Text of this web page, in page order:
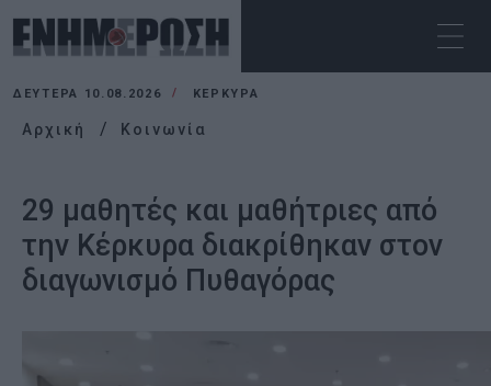
ΔΕΥΤΈΡΑ 10.08.2026 ΚΕΡΚΥΡΑ
Αρχική Κοινωνία
29 μαθητές και μαθήτριες από
την Κέρκυρα διακρίθηκαν στον
διαγωνισμό Πυθαγόρας